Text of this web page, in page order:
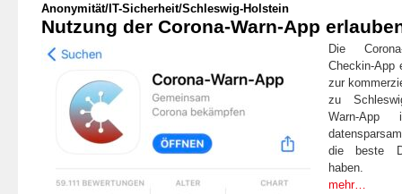
Anonymität/IT-Sicherheit/Schleswig-Holstein
Nutzung der Corona-Warn-App
Die
Checkin-App
zur
zu
Warn-App
die beste
haben.
mehr…